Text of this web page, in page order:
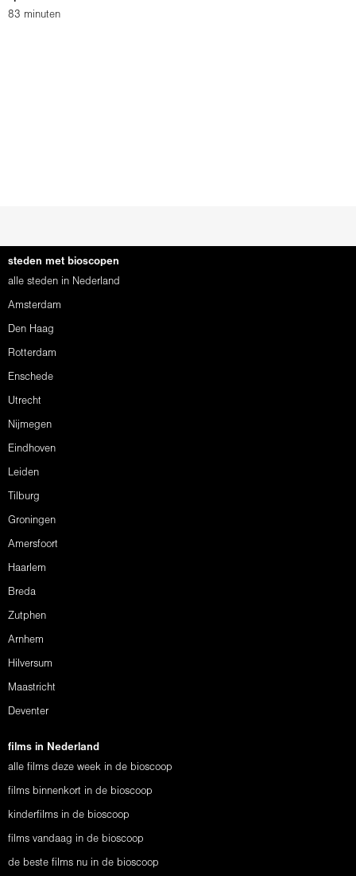
83 minuten
steden met bioscopen
alle steden in Nederland
Amsterdam
Den Haag
Rotterdam
Enschede
Utrecht
Nijmegen
Eindhoven
Leiden
Tilburg
Groningen
Amersfoort
Haarlem
Breda
Zutphen
Arnhem
Hilversum
Maastricht
Deventer
films in Nederland
alle films deze week in de bioscoop
films binnenkort in de bioscoop
kinderfilms in de bioscoop
films vandaag in de bioscoop
de beste films nu in de bioscoop